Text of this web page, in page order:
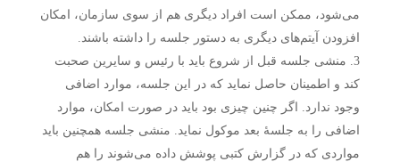
می‌شود، ممکن است افراد دیگری هم از سوی سازمان، امکان
افزودن آیتم‌های دیگری به دستور جلسه را داشته باشند.
منشی جلسه قبل از شروع باید با رئیس و سایرین صحبت
کند و اطمینان حاصل نماید که در این جلسه، موارد اضافی
وجود ندارد. اگر چنین چیزی بود باید در صورت امکان، موارد
اضافی را به جلسهٔ بعد موکول نماید. منشی جلسه همچنین باید
مواردی که در گزارش کتبی پوشش داده می‌شوند را هم